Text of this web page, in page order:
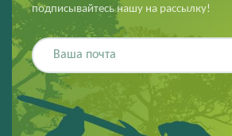
подписывайтесь нашу на рассылку!